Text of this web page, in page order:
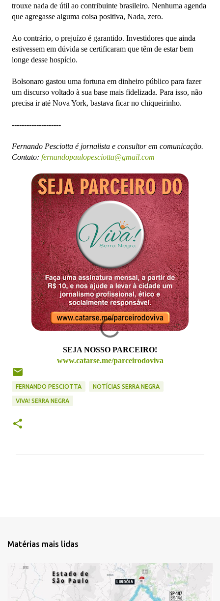
trouxe nada de útil ao contribuinte brasileiro. Nenhuma agenda
que agregasse alguma coisa positiva, Nada, zero.
Ao contrário, o prejuízo é garantido. Investidores que ainda
estivessem em dúvida se certificaram que têm de estar bem
longe desse hospício.
Bolsonaro gastou uma fortuna em dinheiro público para fazer
um discurso voltado à sua base mais fidelizada. Para isso, não
precisa ir até Nova York, bastava ficar no chiqueirinho.
--------------------
Fernando Pesciotta é jornalista e consultor em comunicação.
Contato: fernandopaulopesciotta@gmail.com
SEJA NOSSO PARCEIRO!
www.catarse.me/parceirodoviva
FERNANDO PESCIOTTA NOTÍCIAS SERRA NEGRA
VIVA! SERRA NEGRA
t
i
o
Matérias mais lidas